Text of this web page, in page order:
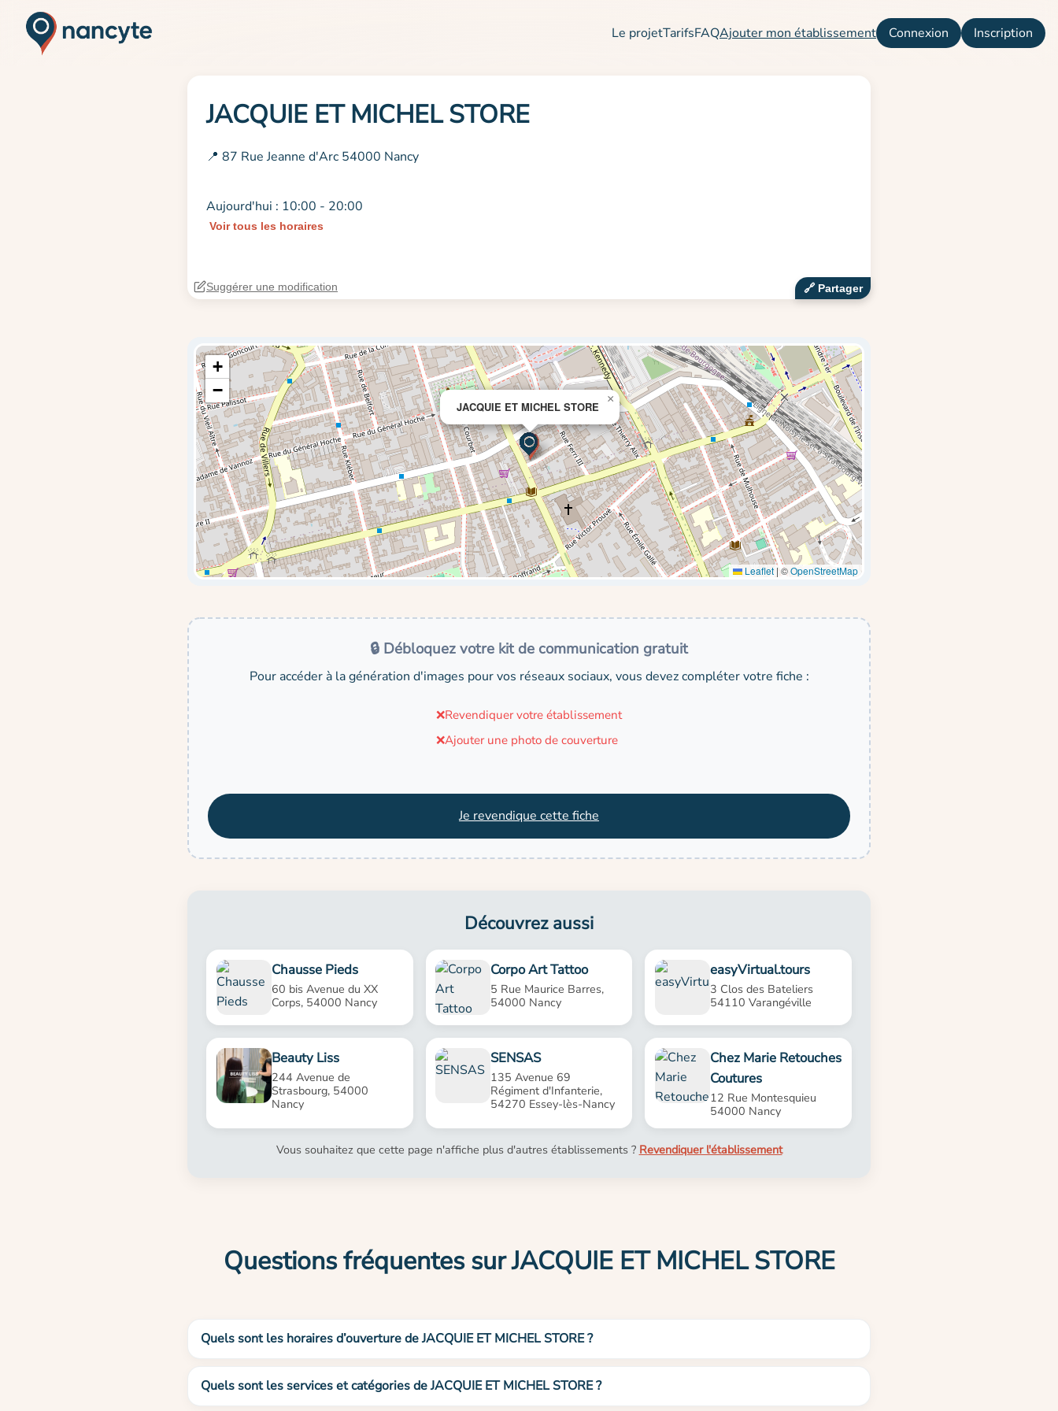
Le projetTarifsFAQAjouter mon établissement Connexion Inscription
JACQUIE ET MICHEL STORE
📍 87 Rue Jeanne d'Arc 54000 Nancy
Aujourd'hui : 10:00 - 20:00
Voir tous les horaires
🔗‍️ Partager
Suggérer une modification
JACQUIE ET MICHEL STORE
×
+
−
Leaflet |©OpenStreetMap
🔒 Débloquez votre kit de communication gratuit
Pour accéder à la génération d'images pour vos réseaux sociaux, vous devez compléter votre fiche :
❌Revendiquer votre établissement
❌Ajouter une photo de couverture
Je revendique cette fiche
Découvrez aussi
Chausse Pieds
60 bis Avenue du XX
Corps, 54000 Nancy
Corpo Art Tattoo
5 Rue Maurice Barres,
54000 Nancy
easyVirtual.tours
3 Clos des Bateliers
54110 Varangéville
Beauty Liss
244 Avenue de
Strasbourg, 54000
Nancy
SENSAS
135 Avenue 69
Régiment d'Infanterie,
54270 Essey-lès-Nancy
Chez Marie Retouches
Coutures
12 Rue Montesquieu
54000 Nancy
Vous souhaitez que cette page n'affiche plus d'autres établissements ? Revendiquer l'établissement
Questions fréquentes sur JACQUIE ET MICHEL STORE
Quels sont les horaires d’ouverture de JACQUIE ET MICHEL STORE ?
Quels sont les services et catégories de JACQUIE ET MICHEL STORE ?